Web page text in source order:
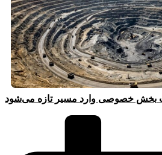
بخش خصوصی وارد مسیر تازه می‌شود